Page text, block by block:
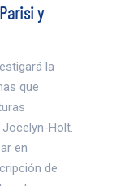
y
la
que
Holt.
en
de